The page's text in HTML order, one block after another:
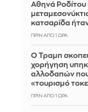
Αθηνά Ροδίτου
κατσαρίδα
ΠΡΙΝ ΑΠΌ 1 ΏΡΑ
Ο Τραμπ
χορήγηση
αλλοδαπών που
«τουρισμό
ΠΡΙΝ ΑΠΌ 1 ΏΡΑ